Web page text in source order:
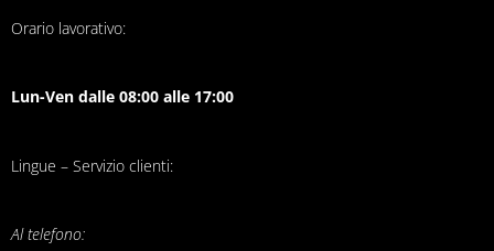
Orario lavorativo:
Lun-Ven dalle 08:00 alle 17:00
Lingue – Servizio clienti:
Al telefono: